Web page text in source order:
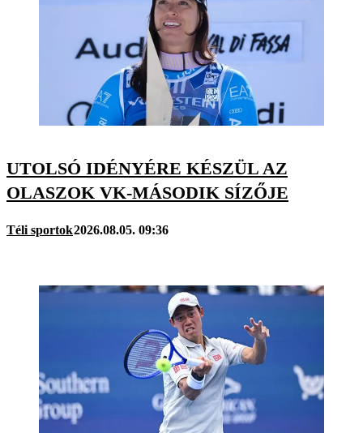
UTOLSÓ IDÉNYÉRE KÉSZÜL AZ
OLASZOK VK-MÁSODIK SÍZŐJE
Téli sportok2026.08.05. 09:36